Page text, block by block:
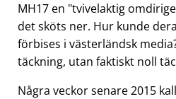
MH17 en tvivelaktig
det sköts ner. Hur kunde
förbises i västerländsk
täckning, utan faktiskt noll
Några veckor senare 2015